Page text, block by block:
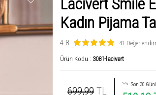
Lacivert Smile
Kadın Pijama
4.8 41
Ürün Kodu : 3081-lacivert
699,99 TL
Son 30